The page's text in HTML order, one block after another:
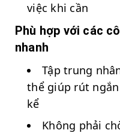
việc khi cần
Phù hợp với các
nhanh
Tập trung
thể giúp rút
kể
Không phải